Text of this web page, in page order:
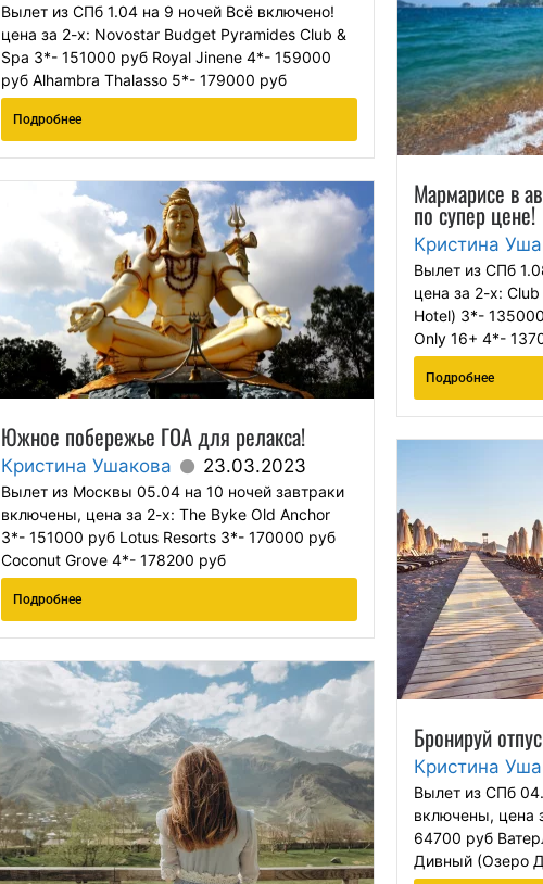
Вылет из СПб 1.04 на 9 ночей Всё включено!
цена за 2-х: Novostar Budget Pyramides Club &
Spa 3*- 151000 руб Royal Jinene 4*- 159000
руб Alhambra Thalasso 5*- 179000 руб
Подробнее
Мармарисе в
по супер цене!
Кристина
Вылет из СПб
цена за 2-х:
Hotel) 3*-
Only 16+ 4*-
Подробнее
Южное побережье ГОА для релакса!
Кристина Ушакова 23.03.2023
Вылет из Москвы 05.04 на 10 ночей завтраки
включены, цена за 2-х: The Byke Old Anchor
3*- 151000 руб Lotus Resorts 3*- 170000 руб
Coconut Grove 4*- 178200 руб
Подробнее
Бронируй
Кристина
Вылет из СПб
включены, цена
64700 руб
Дивный (Озеро